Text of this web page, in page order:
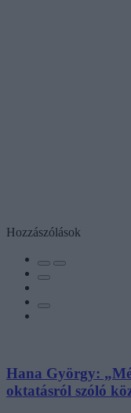
Hozzászólások
Hana György:
oktatásról szóló